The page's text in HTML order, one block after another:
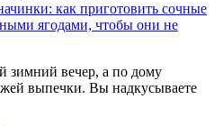
как приготовить сочные
ягодами, чтобы они не
зимний вечер, а по дому
выпечки. Вы надкусываете